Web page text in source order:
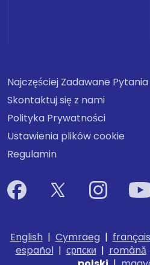
Najczęściej Zadawane Pytania
Skontaktuj się z nami
Polityka Prywatności
Ustawienia plików cookie
Regulamin
English| Cymraeg| français
español| српски | română